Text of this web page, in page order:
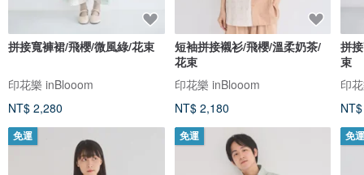
拼接寬褲裙/飛櫻/微風綠/花束
印花樂 inBlooom
NT$ 2,280
免運
短袖拼接襯衫/飛櫻/溫柔奶茶/
花束
印花樂 inBlooom
NT$ 2,180
免運
拼
束
印
免